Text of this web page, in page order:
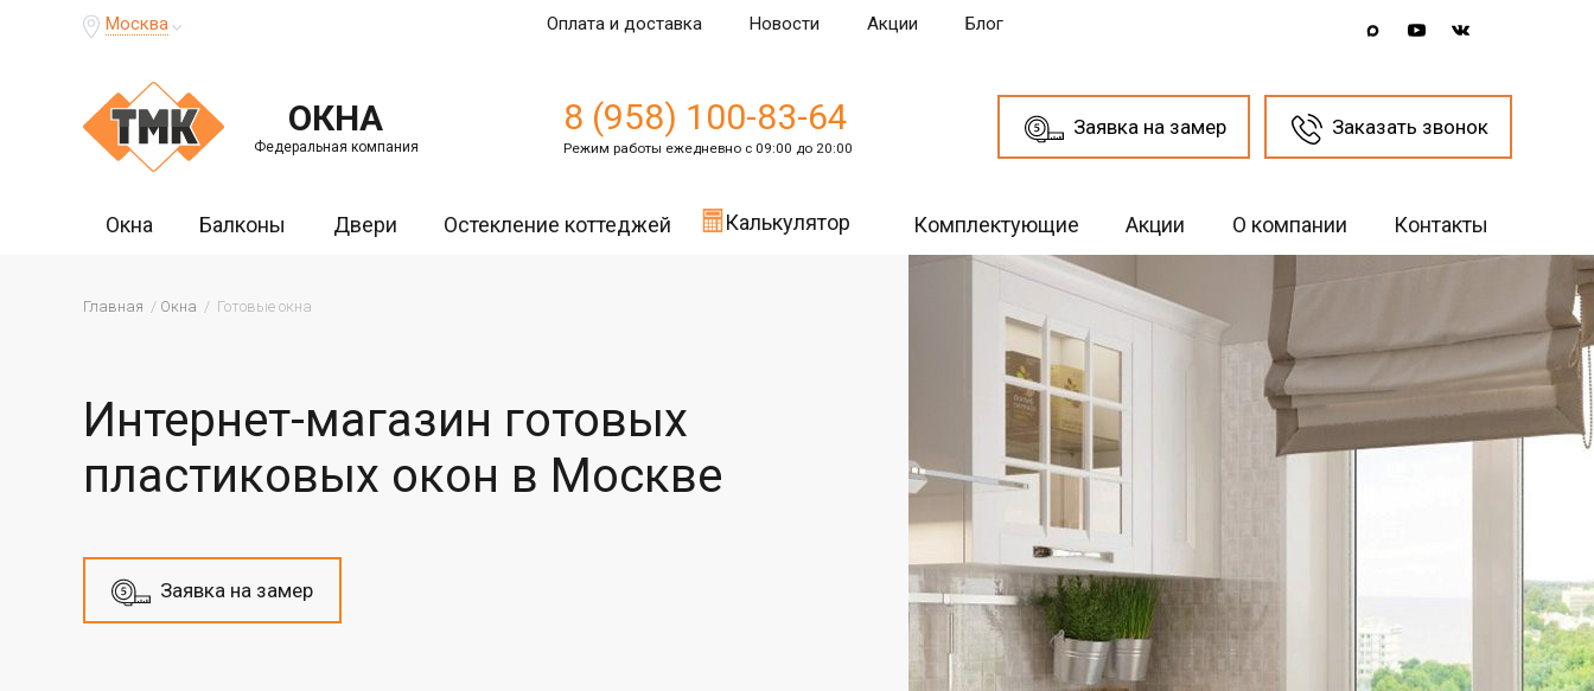
Москва Оплата и доставка Новости Акции Блог
ОКНА
Федеральная компания
8 (958) 100-83-64
Режим работы ежедневно с 09:00 до 20:00
Заявка на замер Заказать звонок
Окна Балконы Двери Остекление коттеджей Калькулятор Комплектующие Акции О компании Контакты
Главная Окна Готовые окна
Интернет-магазин готовых
пластиковых окон в Москве
Заявка на замер